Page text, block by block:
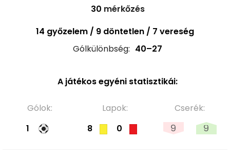
30 mérkőzés
14 győzelem / 9 döntetlen / 7 vereség
Gólkülönbség: 40–27
A játékos egyéni statisztikái:
Gólok:
1
Lapok:
8
0
Cserék:
9 9